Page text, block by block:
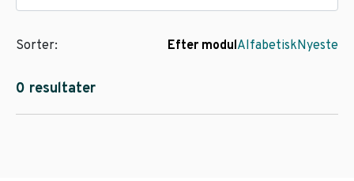
0 resultater
Sorter: Efter modulAlfabetiskNyeste